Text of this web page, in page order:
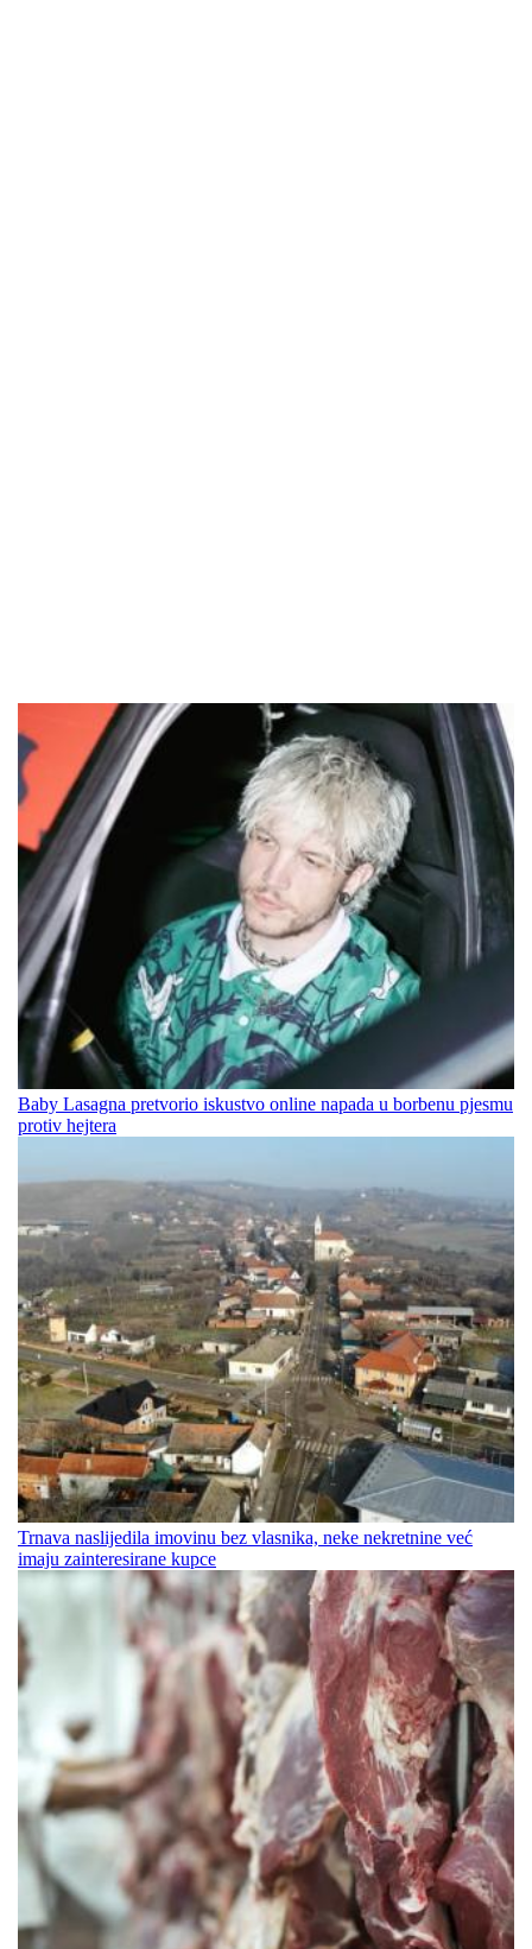
Baby Lasagna pretvorio iskustvo online napada u borbenu pjesmu
protiv hejtera
Trnava naslijedila imovinu bez vlasnika, neke nekretnine već
imaju zainteresirane kupce